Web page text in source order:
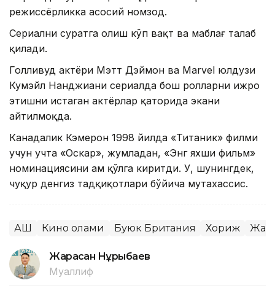
режиссёрликка асосий номзод.
Сериални суратга олиш кўп вақт ва маблағ талаб
қилади.
Голливуд актёри Мэтт Дэймон ва Marvel юлдузи
Кумэйл Нанджиани сериалда бош ролларни ижро
этишни истаган актёрлар қаторида экани
айтилмоқда.
Канадалик Кэмерон 1998 йилда «Титаник» филми
учун учта «Оскар», жумладан, «Энг яхши фильм»
номинациясини ҳам қўлга киритди. У, шунингдек,
чуқур денгиз тадқиқотлари бўйича мутахассис.
АҚШ Кино олами Буюк Британия Хориж
Жарасқан Нұрыбаев
Муаллиф